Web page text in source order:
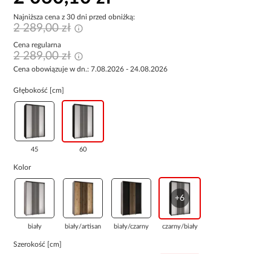
Najniższa cena z 30 dni przed obniżką:
2 289,00 zł
Cena regularna
2 289,00 zł
Cena obowiązuje w dn.: 7.08.2026 - 24.08.2026
Głębokość [cm]
45 60
Kolor
biały biały/artisan biały/czarny
+6
czarny/biały
Szerokość [cm]